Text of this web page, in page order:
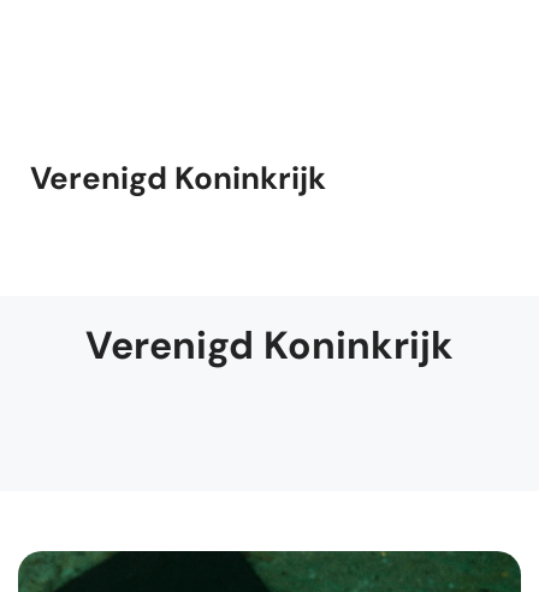
Verenigd Koninkrijk
Verenigd Koninkrijk